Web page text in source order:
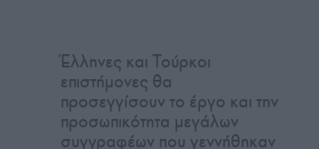
Έλληνες και Τούρκοι
επιστήμονες θα
προσεγγίσουν το έργο και την
προσωπικότητα μεγάλων
συγγραφέων που γεννήθηκαν